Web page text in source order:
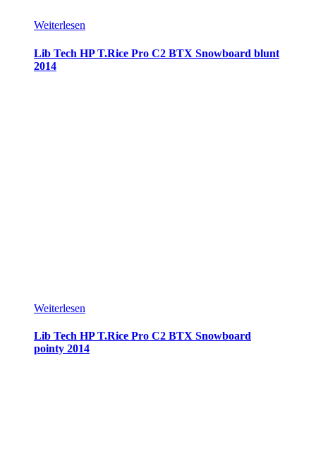
Weiterlesen
Lib Tech HP T.Rice Pro C2 BTX Snowboard blunt
2014
Weiterlesen
Lib Tech HP T.Rice Pro C2 BTX Snowboard
pointy 2014